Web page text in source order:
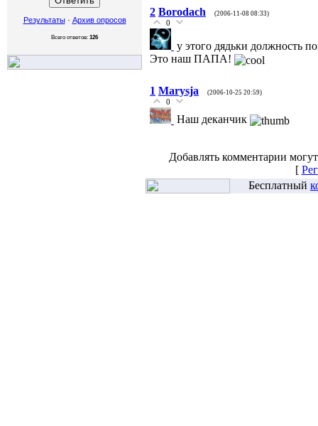
Результаты· Архив опросов
Всего ответов: 126
2 Borodach (2006-11-08 08:33)
0
у этого дядьки должность
Это наш ПАПА!
1 Marysja (2006-10-25 20:59)
0
Наш деканчик
Добавлять комментарии
[
Бесплатный